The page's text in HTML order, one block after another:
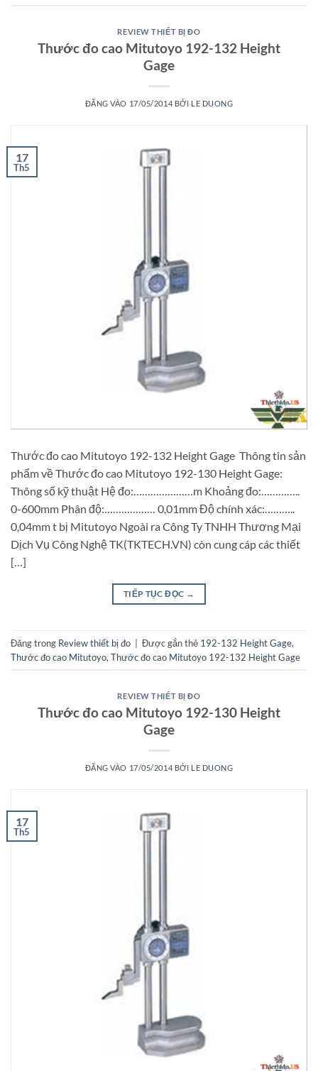
REVIEW THIẾT BỊ ĐO
Thước đo cao Mitutoyo 192-132 Height
Gage
ĐĂNG VÀO 17/05/2014 BỞI LE DUONG
17
Th5
Thước đo cao Mitutoyo 192-132 Height Gage Thông tin sản
phẩm về Thước đo cao Mitutoyo 192-130 Height Gage:
Thông số kỹ thuật Hệ đo:…………………m Khoảng đo:…………..
0-600mm Phân độ:……………… 0,01mm Độ chính xác:………..
0,04mm t bị Mitutoyo Ngoài ra Công Ty TNHH Thương Mại
Dịch Vụ Công Nghệ TK(TKTECH.VN) còn cung cáp các thiết
[…]
TIẾP TỤC ĐỌC →
Đăng trong Review thiết bị đo Được gắn thẻ 192-132 Height Gage,
Thước đo cao Mitutoyo, Thước đo cao Mitutoyo 192-132 Height Gage
REVIEW THIẾT BỊ ĐO
Thước đo cao Mitutoyo 192-130 Height
Gage
ĐĂNG VÀO 17/05/2014 BỞI LE DUONG
17
Th5